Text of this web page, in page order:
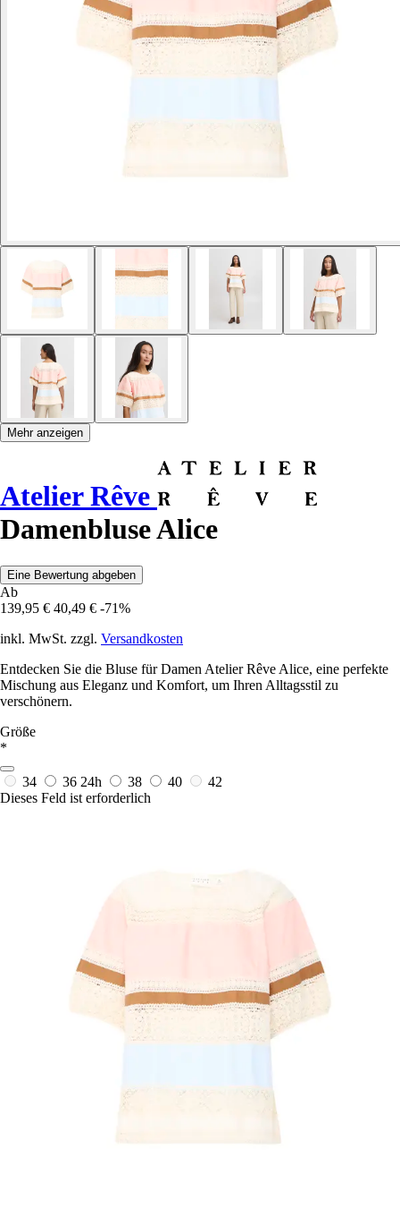
Mehr anzeigen
Atelier Rêve
Damenbluse Alice
Eine Bewertung abgeben
Ab
139,95 € 40,49 € -71%
inkl. MwSt. zzgl. Versandkosten
Entdecken Sie die Bluse für Damen Atelier Rêve Alice, eine perfekte
Mischung aus Eleganz und Komfort, um Ihren Alltagsstil zu
verschönern.
Größe
*
34 36 24h 38 40
42
Dieses Feld ist erforderlich